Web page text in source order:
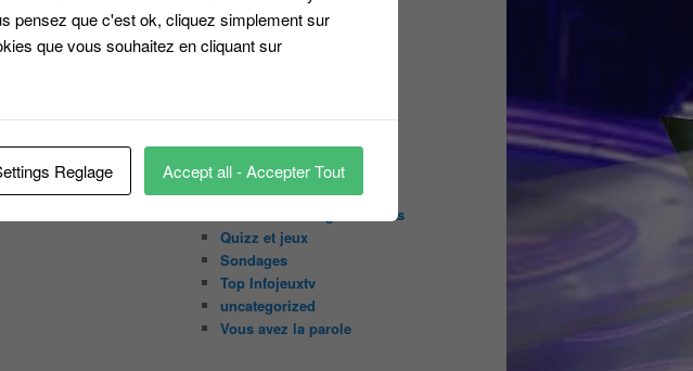
Les pages du blog
Les pages réservées aux
abonnées
Les Portraits de Fannette
Malika la Fouine
Non classé
On a testé pour vous
Public aux enregistrements
Quizz et jeux
Sondages
Top Infojeuxtv
uncategorized
Vous avez la parole
pensez que c'est ok, cliquez simplement sur
que vous souhaitez en cliquant sur
Reglage Accept all - Accepter Tout